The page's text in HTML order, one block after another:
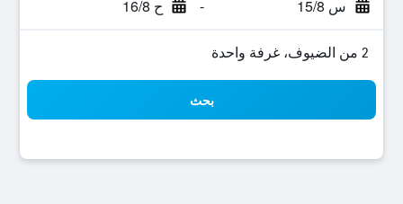
س 15/8 - ح 16/8
2 من الضيوف، غرفة واحدة
بحث